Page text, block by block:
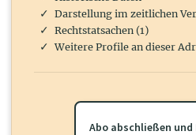
Darstellung im zeitlichen
Rechtstatsachen (1)
Weitere Profile an dieser
Abo abschließen und